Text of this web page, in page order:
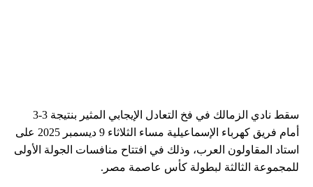
سقط نادي الزمالك في فخ التعادل الإيجابي المثير بنتيجة 3-3
أمام فريق كهرباء الإسماعيلية مساء الثلاثاء 9 ديسمبر 2025 على
استاد المقاولون العرب، وذلك في افتتاح منافسات الجولة الأولى
للمجموعة الثالثة لبطولة كأس عاصمة مصر.